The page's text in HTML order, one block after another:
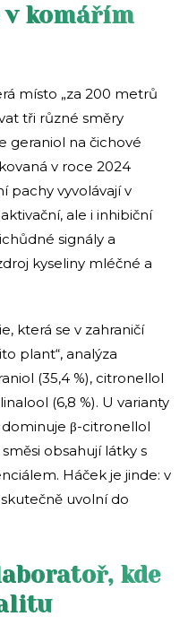
v komářím
místo „za 200 metrů
tři různé směry
geraniol na čichové
v roce 2024
pachy vyvolávají v
ale i inhibiční
signály a
kyseliny mléčné a
která se v zahraničí
plant“, analýza
(35,4 %), citronellol
(6,8 %). U varianty
β-citronellol
směsi obsahují látky s
Háček je jinde: v
uvolní do
kde